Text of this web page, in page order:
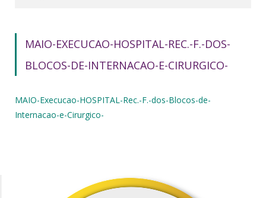
MAIO-EXECUCAO-HOSPITAL-REC.-F.-DOS-
BLOCOS-DE-INTERNACAO-E-CIRURGICO-
MAIO-Execucao-HOSPITAL-Rec.-F.-dos-Blocos-de-
Internacao-e-Cirurgico-